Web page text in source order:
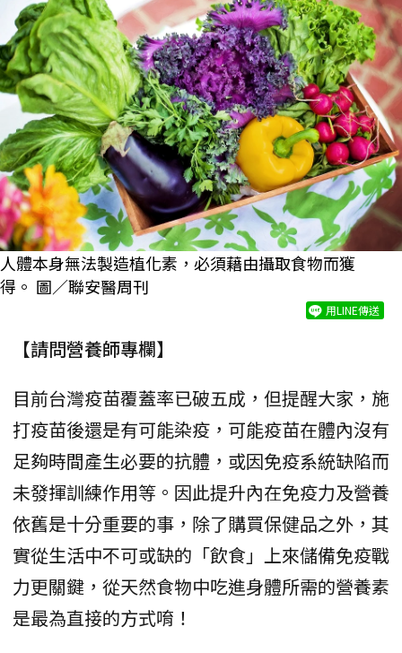
人體本身無法製造植化素，必須藉由攝取食物而獲
得。 圖／聯安醫周刊
用LINE傳送
【請問營養師專欄】
目前台灣疫苗覆蓋率已破五成，但提醒大家，施
打疫苗後還是有可能染疫，可能疫苗在體內沒有
足夠時間產生必要的抗體，或因免疫系統缺陷而
未發揮訓練作用等。因此提升內在免疫力及營養
依舊是十分重要的事，除了購買保健品之外，其
實從生活中不可或缺的「飲食」上來儲備免疫戰
力更關鍵，從天然食物中吃進身體所需的營養素
是最為直接的方式唷！